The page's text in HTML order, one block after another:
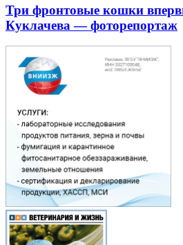
Три фронтовые кошки
Куклачева — фоторепортаж